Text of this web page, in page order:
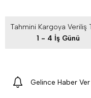
Tahmini Kargoya Veriliş
1 - 4 İş Günü
Gelince Haber Ver